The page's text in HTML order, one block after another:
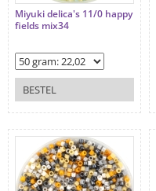
Miyuki delica's 11/0 happy
fields mix34
BESTEL